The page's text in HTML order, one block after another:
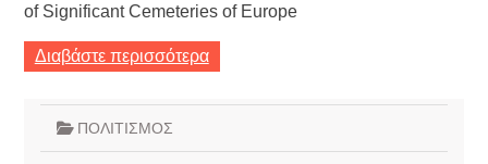
of Significant Cemeteries of Europe
Διαβάστε περισσότερα
ΠΟΛΙΤΙΣΜΟΣ